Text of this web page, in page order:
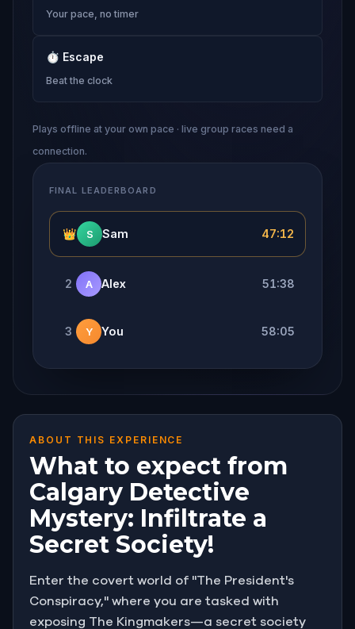
Your pace, no timer
⏱ Escape
Beat the clock
Plays offline at your own pace · live group races need a
connection.
FINAL LEADERBOARD
👑 S Sam 47:12
2 A Alex 51:38
3 Y You 58:05
ABOUT THIS EXPERIENCE
What to expect from
Calgary Detective
Mystery: Infiltrate a
Secret Society!
Enter the covert world of "The President's
Conspiracy," where you are tasked with
exposing The Kingmakers—a secret society